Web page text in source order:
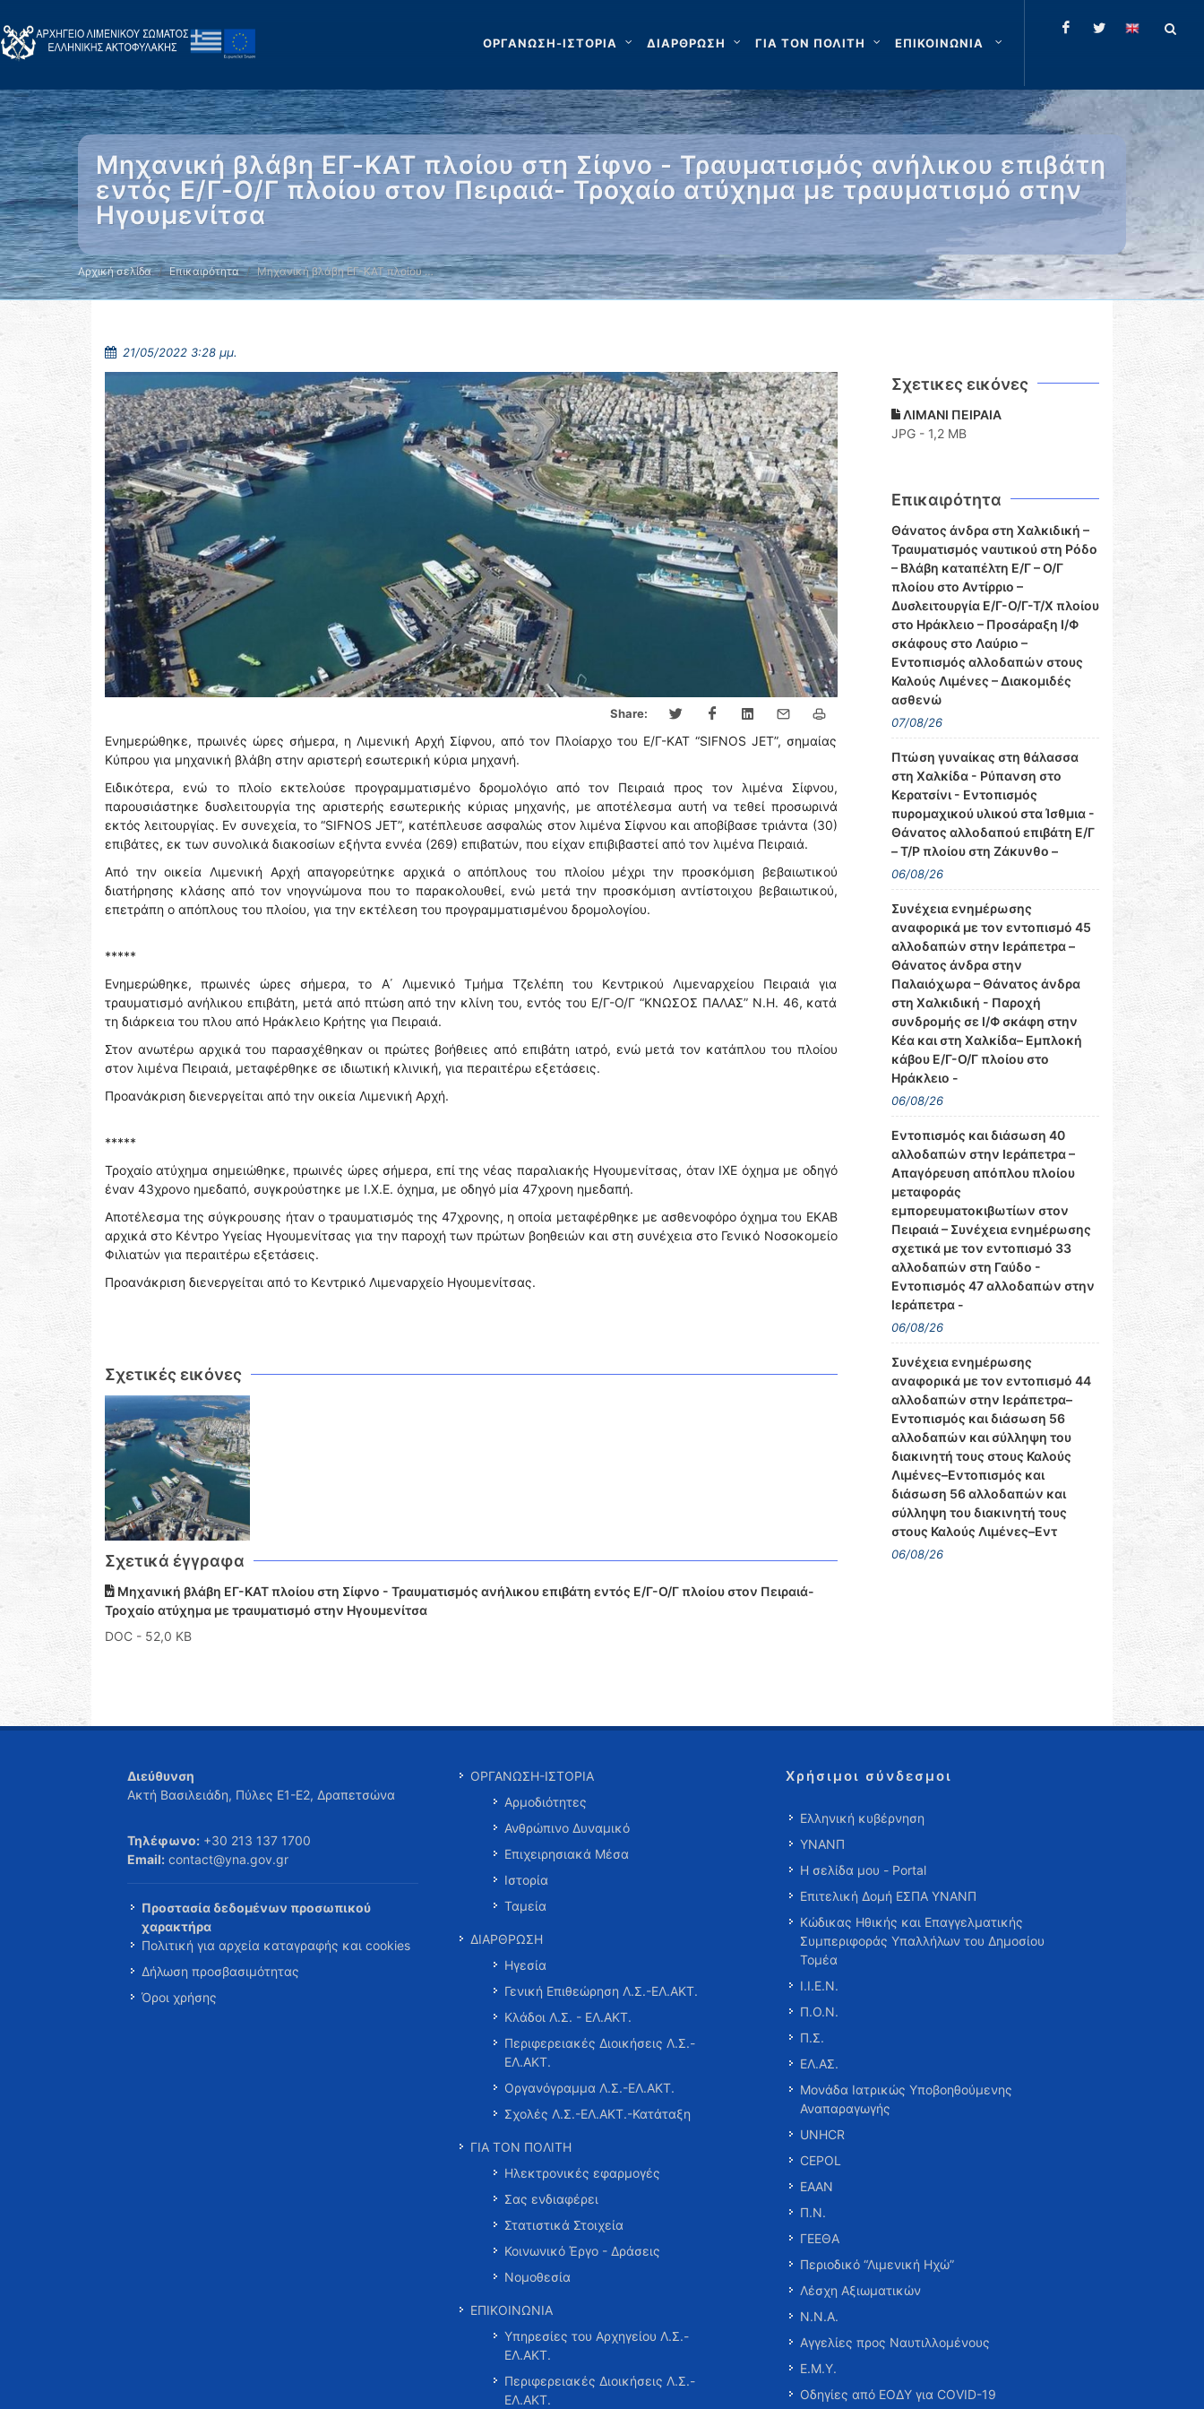
ΟΡΓΑΝΩΣΗ-ΙΣΤΟΡΙΑ ΔΙΑΡΘΡΩΣΗ ΓΙΑ ΤΟΝ ΠΟΛΙΤΗ ΕΠΙΚΟΙΝΩΝΙΑ
Μηχανική βλάβη ΕΓ-ΚΑΤ πλοίου στη Σίφνο - Τραυματισμός ανήλικου επιβάτη
εντός Ε/Γ-Ο/Γ πλοίου στον Πειραιά- Τροχαίο ατύχημα με τραυματισμό στην
Ηγουμενίτσα
Αρχική σελίδα Επικαιρότητα Μηχανική βλάβη ΕΓ-ΚΑΤ πλοίου …
21/05/2022 3:28 μμ.
Share:
Ενημερώθηκε, πρωινές ώρες σήμερα, η Λιμενική Αρχή Σίφνου, από τον Πλοίαρχο του Ε/Γ-ΚΑΤ “SIFNOS JET”, σημαίας
Κύπρου για μηχανική βλάβη στην αριστερή εσωτερική κύρια μηχανή.
Ειδικότερα, ενώ το πλοίο εκτελούσε προγραμματισμένο δρομολόγιο από τον Πειραιά προς τον λιμένα Σίφνου,
παρουσιάστηκε δυσλειτουργία της αριστερής εσωτερικής κύριας μηχανής, με αποτέλεσμα αυτή να τεθεί προσωρινά
εκτός λειτουργίας. Εν συνεχεία, το “SIFNOS JET”, κατέπλευσε ασφαλώς στον λιμένα Σίφνου και αποβίβασε τριάντα (30)
επιβάτες, εκ των συνολικά διακοσίων εξήντα εννέα (269) επιβατών, που είχαν επιβιβαστεί από τον λιμένα Πειραιά.
Από την οικεία Λιμενική Αρχή απαγορεύτηκε αρχικά ο απόπλους του πλοίου μέχρι την προσκόμιση βεβαιωτικού
διατήρησης κλάσης από τον νηογνώμονα που το παρακολουθεί, ενώ μετά την προσκόμιση αντίστοιχου βεβαιωτικού,
επετράπη ο απόπλους του πλοίου, για την εκτέλεση του προγραμματισμένου δρομολογίου.
*****
Ενημερώθηκε, πρωινές ώρες σήμερα, το Α΄ Λιμενικό Τμήμα Τζελέπη του Κεντρικού Λιμεναρχείου Πειραιά για
τραυματισμό ανήλικου επιβάτη, μετά από πτώση από την κλίνη του, εντός του Ε/Γ-Ο/Γ “ΚΝΩΣΟΣ ΠΑΛΑΣ” Ν.Η. 46, κατά
τη διάρκεια του πλου από Ηράκλειο Κρήτης για Πειραιά.
Στον ανωτέρω αρχικά του παρασχέθηκαν οι πρώτες βοήθειες από επιβάτη ιατρό, ενώ μετά τον κατάπλου του πλοίου
στον λιμένα Πειραιά, μεταφέρθηκε σε ιδιωτική κλινική, για περαιτέρω εξετάσεις.
Προανάκριση διενεργείται από την οικεία Λιμενική Αρχή.
*****
Τροχαίο ατύχημα σημειώθηκε, πρωινές ώρες σήμερα, επί της νέας παραλιακής Ηγουμενίτσας, όταν ΙΧΕ όχημα με οδηγό
έναν 43χρονο ημεδαπό, συγκρούστηκε με Ι.Χ.Ε. όχημα, με οδηγό μία 47χρονη ημεδαπή.
Αποτέλεσμα της σύγκρουσης ήταν ο τραυματισμός της 47χρονης, η οποία μεταφέρθηκε με ασθενοφόρο όχημα του ΕΚΑΒ
αρχικά στο Κέντρο Υγείας Ηγουμενίτσας για την παροχή των πρώτων βοηθειών και στη συνέχεια στο Γενικό Νοσοκομείο
Φιλιατών για περαιτέρω εξετάσεις.
Προανάκριση διενεργείται από το Κεντρικό Λιμεναρχείο Ηγουμενίτσας.
Σχετικές εικόνες
Σχετικά έγγραφα
Μηχανική βλάβη ΕΓ-ΚΑΤ πλοίου στη Σίφνο - Τραυματισμός ανήλικου επιβάτη εντός Ε/Γ-Ο/Γ πλοίου στον Πειραιά-
Τροχαίο ατύχημα με τραυματισμό στην Ηγουμενίτσα
DOC - 52,0 KB
Σχετικες εικόνες
ΛΙΜΑΝΙ ΠΕΙΡΑΙΑ
JPG - 1,2 MB
Επικαιρότητα
Θάνατος άνδρα στη Χαλκιδική –
Τραυματισμός ναυτικού στη Ρόδο
– Βλάβη καταπέλτη Ε/Γ – Ο/Γ
πλοίου στο Αντίρριο –
Δυσλειτουργία Ε/Γ-Ο/Γ-Τ/Χ πλοίου
στο Ηράκλειο – Προσάραξη Ι/Φ
σκάφους στο Λαύριο –
Εντοπισμός αλλοδαπών στους
Καλούς Λιμένες – Διακομιδές
ασθενώ
07/08/26
Πτώση γυναίκας στη θάλασσα
στη Χαλκίδα - Ρύπανση στο
Κερατσίνι - Εντοπισμός
πυρομαχικού υλικού στα Ίσθμια -
Θάνατος αλλοδαπού επιβάτη Ε/Γ
– Τ/Ρ πλοίου στη Ζάκυνθο –
06/08/26
Συνέχεια ενημέρωσης
αναφορικά με τον εντοπισμό 45
αλλοδαπών στην Ιεράπετρα –
Θάνατος άνδρα στην
Παλαιόχωρα – Θάνατος άνδρα
στη Χαλκιδική - Παροχή
συνδρομής σε Ι/Φ σκάφη στην
Κέα και στη Χαλκίδα– Εμπλοκή
κάβου Ε/Γ-Ο/Γ πλοίου στο
Ηράκλειο -
06/08/26
Εντοπισμός και διάσωση 40
αλλοδαπών στην Ιεράπετρα –
Απαγόρευση απόπλου πλοίου
μεταφοράς
εμπορευματοκιβωτίων στον
Πειραιά – Συνέχεια ενημέρωσης
σχετικά με τον εντοπισμό 33
αλλοδαπών στη Γαύδο -
Εντοπισμός 47 αλλοδαπών στην
Ιεράπετρα -
06/08/26
Συνέχεια ενημέρωσης
αναφορικά με τον εντοπισμό 44
αλλοδαπών στην Ιεράπετρα–
Εντοπισμός και διάσωση 56
αλλοδαπών και σύλληψη του
διακινητή τους στους Καλούς
Λιμένες–Εντοπισμός και
διάσωση 56 αλλοδαπών και
σύλληψη του διακινητή τους
στους Καλούς Λιμένες–Εντ
06/08/26
Διεύθυνση
Ακτή Βασιλειάδη, Πύλες Ε1-Ε2, Δραπετσώνα
Τηλέφωνο: +30 213 137 1700
Email: contact@yna.gov.gr
Προστασία δεδομένων προσωπικού
χαρακτήρα
Πολιτική για αρχεία καταγραφής και cookies
Δήλωση προσβασιμότητας
Όροι χρήσης
ΟΡΓΑΝΩΣΗ-ΙΣΤΟΡΙΑ
Αρμοδιότητες
Ανθρώπινο Δυναμικό
Επιχειρησιακά Μέσα
Ιστορία
Ταμεία
ΔΙΑΡΘΡΩΣΗ
Ηγεσία
Γενική Επιθεώρηση Λ.Σ.-ΕΛ.ΑΚΤ.
Κλάδοι Λ.Σ. - ΕΛ.ΑΚΤ.
Περιφερειακές Διοικήσεις Λ.Σ.-
ΕΛ.ΑΚΤ.
Οργανόγραμμα Λ.Σ.-ΕΛ.ΑΚΤ.
Σχολές Λ.Σ.-ΕΛ.ΑΚΤ.-Κατάταξη
ΓΙΑ ΤΟΝ ΠΟΛΙΤΗ
Ηλεκτρονικές εφαρμογές
Σας ενδιαφέρει
Στατιστικά Στοιχεία
Κοινωνικό Έργο - Δράσεις
Νομοθεσία
ΕΠΙΚΟΙΝΩΝΙΑ
Υπηρεσίες του Αρχηγείου Λ.Σ.-
ΕΛ.ΑΚΤ.
Περιφερειακές Διοικήσεις Λ.Σ.-
ΕΛ.ΑΚΤ.
Χρήσιμοι σύνδεσμοι
Ελληνική κυβέρνηση
ΥΝΑΝΠ
Η σελίδα μου - Portal
Επιτελική Δομή ΕΣΠΑ ΥΝΑΝΠ
Κώδικας Ηθικής και Επαγγελματικής
Συμπεριφοράς Υπαλλήλων του Δημοσίου
Τομέα
Ι.Ι.Ε.Ν.
Π.Ο.Ν.
Π.Σ.
ΕΛ.ΑΣ.
Μονάδα Ιατρικώς Υποβοηθούμενης
Αναπαραγωγής
UNHCR
CEPOL
ΕΑΑΝ
Π.Ν.
ΓΕΕΘΑ
Περιοδικό “Λιμενική Ηχώ”
Λέσχη Αξιωματικών
Ν.Ν.Α.
Αγγελίες προς Ναυτιλλομένους
Ε.Μ.Υ.
Οδηγίες από ΕΟΔΥ για COVID-19